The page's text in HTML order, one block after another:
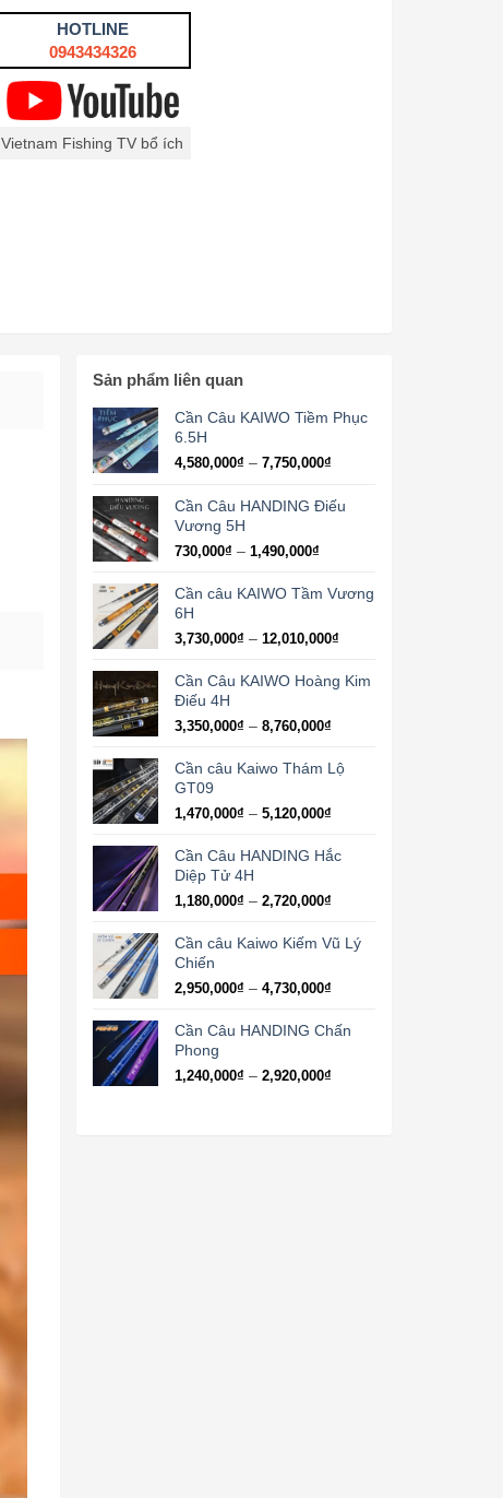
HOTLINE
0943434326
Vietnam Fishing TV bổ ích
Sản phẩm liên quan
Cần Câu KAIWO Tiềm Phục
6.5H
4,580,000₫ – 7,750,000₫Khoảng
từ
Cần Câu HANDING Điếu
Vương 5H
730,000₫ – 1,490,000₫Khoảng
từ
1,490,000₫
Cần câu KAIWO Tầm Vương
6H
3,730,000₫ – 12,010,000₫Khoảng
từ
Cần Câu KAIWO Hoàng Kim
Điếu 4H
3,350,000₫ – 8,760,000₫Khoảng
từ
8,760,000₫
Cần câu Kaiwo Thám Lộ
GT09
1,470,000₫ – 5,120,000₫Khoảng
từ
5,120,000₫
Cần Câu HANDING Hắc
Diệp Tử 4H
1,180,000₫ – 2,720,000₫Khoảng
từ
2,720,000₫
Cần câu Kaiwo Kiếm Vũ Lý
Chiến
2,950,000₫ – 4,730,000₫Khoảng
từ
4,730,000₫
Cần Câu HANDING Chấn
Phong
1,240,000₫ – 2,920,000₫Khoảng